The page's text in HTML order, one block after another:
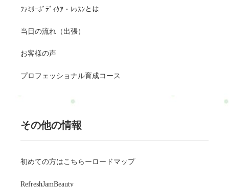
ﾌｧﾐﾘｰﾎﾞﾃﾞｨｹｱ・ﾚｯｽﾝとは
当日の流れ（出張）
お客様の声
プロフェッショナル育成コース
その他の情報
初めての方はこちらーロードマップ
RefreshJamBeauty